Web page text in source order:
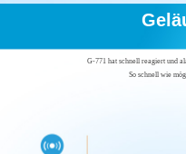
G-771 hat schnell reagiert und
So schnell wie